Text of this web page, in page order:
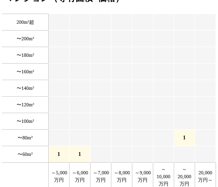
200m²超
〜200m²
〜180m²
〜160m²
〜140m²
〜120m²
〜100m²
〜80m² 1
〜60m² 1 1
～5,000
万円
～6,000
万円
～7,000
万円
～8,000
万円
～9,000
万円
～
10,000
万円
～
20,000
万円
20,000
万円～